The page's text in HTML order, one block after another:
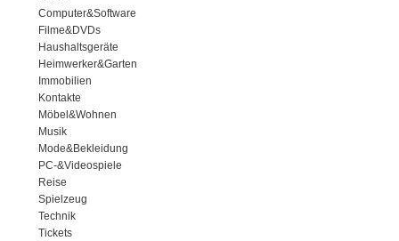
Computer&Software
Filme&DVDs
Haushaltsgeräte
Heimwerker&Garten
Immobilien
Kontakte
Möbel&Wohnen
Musik
Mode&Bekleidung
PC-&Videospiele
Reise
Spielzeug
Technik
Tickets